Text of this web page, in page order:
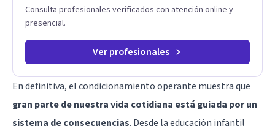
Consulta profesionales verificados con atención online y
presencial.
Ver profesionales
En definitiva, el condicionamiento operante muestra que
gran parte de nuestra vida cotidiana está guiada por un
sistema de consecuencias. Desde la educación infantil